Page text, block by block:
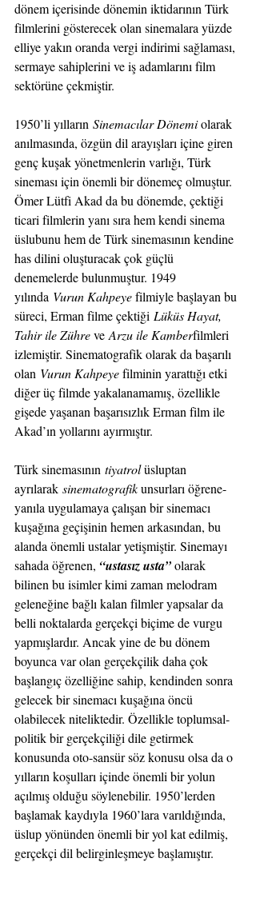
dönem içerisinde dönemin iktidarının Türk
filmlerini gösterecek olan sinemalara yüzde
elliye yakın oranda vergi indirimi sağlaması,
sermaye sahiplerini ve iş adamlarını film
sektörüne çekmiştir.
1950’li yılların Sinemacılar Dönemi olarak
anılmasında, özgün dil arayışları içine giren
genç kuşak yönetmenlerin varlığı, Türk
sineması için önemli bir dönemeç olmuştur.
Ömer Lütfi Akad da bu dönemde, çektiği
ticari filmlerin yanı sıra hem kendi sinema
üslubunu hem de Türk sinemasının kendine
has dilini oluşturacak çok güçlü
denemelerde bulunmuştur. 1949
yılında Vurun Kahpeye filmiyle başlayan bu
süreci, Erman filme çektiği Lüküs Hayat,
Tahir ile Zühre ve Arzu ile Kamberfilmleri
izlemiştir. Sinematografik olarak da başarılı
olan Vurun Kahpeye filminin yarattığı etki
diğer üç filmde yakalanamamış, özellikle
gişede yaşanan başarısızlık Erman film ile
Akad’ın yollarını ayırmıştır.
Türk sinemasının tiyatrol üsluptan
ayrılarak sinematografik unsurları öğrene-
yanıla uygulamaya çalışan bir sinemacı
kuşağına geçişinin hemen arkasından, bu
alanda önemli ustalar yetişmiştir. Sinemayı
sahada öğrenen, “ustasız usta” olarak
bilinen bu isimler kimi zaman melodram
geleneğine bağlı kalan filmler yapsalar da
belli noktalarda gerçekçi biçime de vurgu
yapmışlardır. Ancak yine de bu dönem
boyunca var olan gerçekçilik daha çok
başlangıç özelliğine sahip, kendinden sonra
gelecek bir sinemacı kuşağına öncü
olabilecek niteliktedir. Özellikle toplumsal-
politik bir gerçekçiliği dile getirmek
konusunda oto-sansür söz konusu olsa da o
yılların koşulları içinde önemli bir yolun
açılmış olduğu söylenebilir. 1950’lerden
başlamak kaydıyla 1960’lara varıldığında,
üslup yönünden önemli bir yol kat edilmiş,
gerçekçi dil belirginleşmeye başlamıştır.